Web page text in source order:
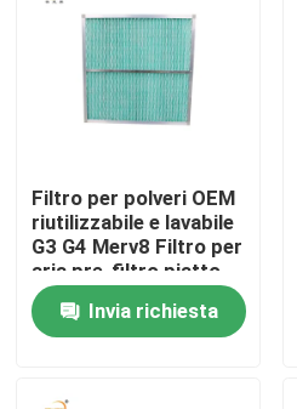
Casa
Filtro per polveri OEM
riutilizzabile e lavabile
G3 G4 Merv8 Filtro per
aria pre-filtro piatto
per AC / HVAC
Invia richiesta